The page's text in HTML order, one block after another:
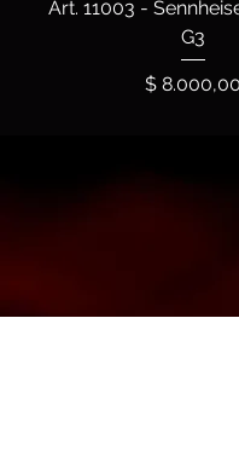
Art. 11003 -
G3
Precio
$ 8.000,00